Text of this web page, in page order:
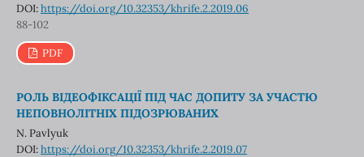
DOI:https://doi.org/10.32353/khrife.2.2019.06
88-102
PDF
РОЛЬ ВІДЕОФІКСАЦІЇ ПІД ЧАС ДОПИТУ ЗА УЧАСТЮ
НЕПОВНОЛІТНІХ ПІДОЗРЮВАНИХ
N. Pavlyuk
DOI:https://doi.org/10.32353/khrife.2.2019.07